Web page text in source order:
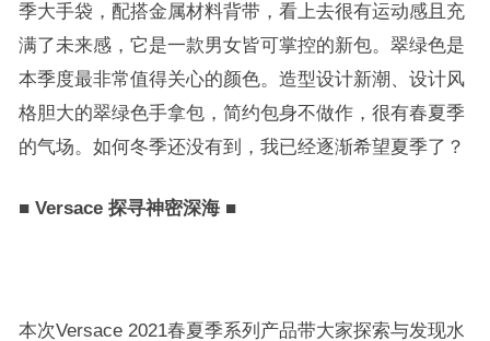
季大手袋，配搭金属材料背带，看上去很有运动感且充
满了未来感，它是一款男女皆可掌控的新包。翠绿色是
本季度最非常值得关心的颜色。造型设计新潮、设计风
格胆大的翠绿色手拿包，简约包身不做作，很有春夏季
的气场。如何冬季还没有到，我已经逐渐希望夏季了？
■Versace 探寻神密深海 ■
本次Versace 2021春夏季系列产品带大家探索与发现水